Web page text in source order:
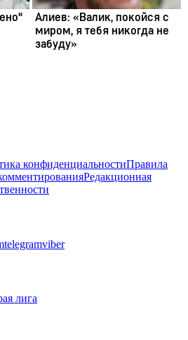
конфиденциальностиПравила
Редакционная
telegramviber
лига